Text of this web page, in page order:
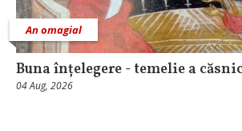
An omagial
Buna înțelegere - temelie a
04 Aug, 2026